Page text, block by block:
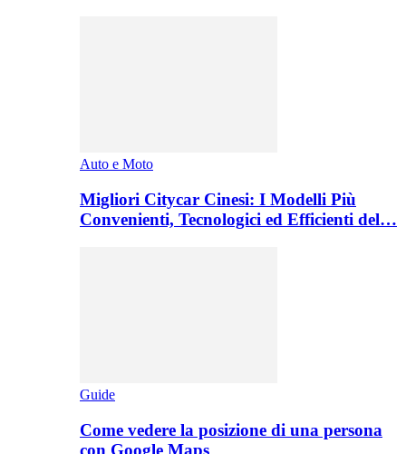
Auto e Moto
Migliori Citycar Cinesi: I Modelli Più
Convenienti, Tecnologici ed Efficienti del…
Guide
Come vedere la posizione di una persona
con Google Maps